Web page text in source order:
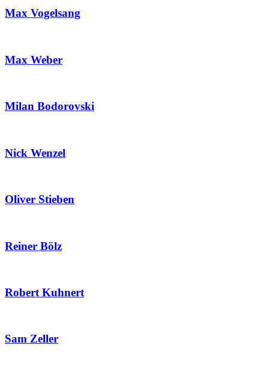
Max Vogelsang
Max Weber
Milan Bodorovski
Nick Wenzel
Oliver Stieben
Reiner Bölz
Robert Kuhnert
Sam Zeller